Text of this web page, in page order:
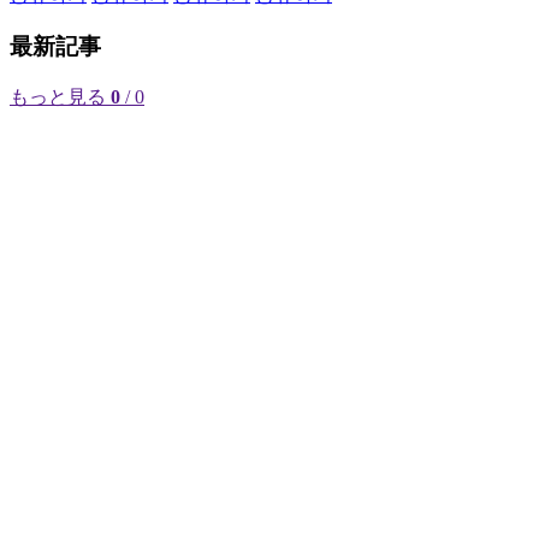
最新記事
もっと見る 0 / 0